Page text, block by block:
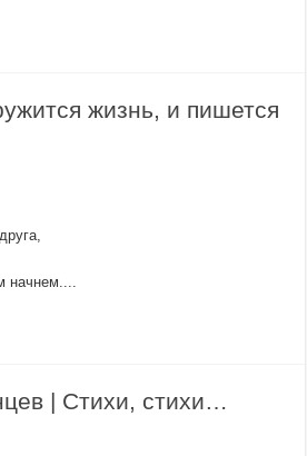
жизнь, и пишется
начнем....
| Стихи, стихи…